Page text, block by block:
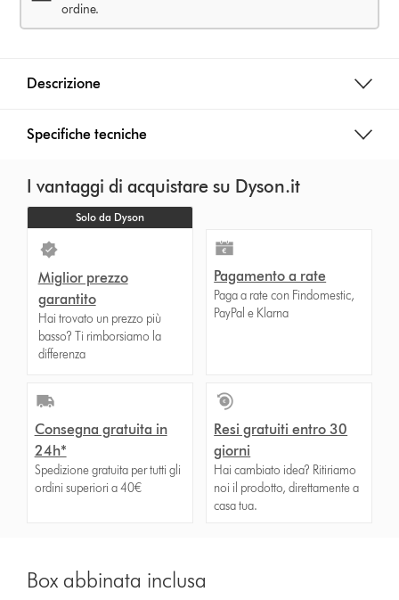
ordine.
Descrizione
Specifiche tecniche
I vantaggi di acquistare su Dyson.it
Solo da Dyson
Miglior prezzo
garantito
Hai trovato un prezzo più
basso? Ti rimborsiamo la
differenza
Pagamento a rate
Paga a rate con Findomestic,
PayPal e Klarna
Consegna gratuita in
24h*
Spedizione gratuita per tutti gli
ordini superiori a 40€
Resi gratuiti entro 30
giorni
Hai cambiato idea? Ritiriamo
noi il prodotto, direttamente a
casa tua.
Box abbinata inclusa